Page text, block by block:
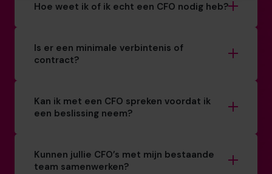
Hoe weet ik of ik echt een CFO nodig heb?
Is er een minimale verbintenis of
contract?
Kan ik met een CFO spreken voordat ik
een beslissing neem?
Kunnen jullie CFO’s met mijn bestaande
team samenwerken?